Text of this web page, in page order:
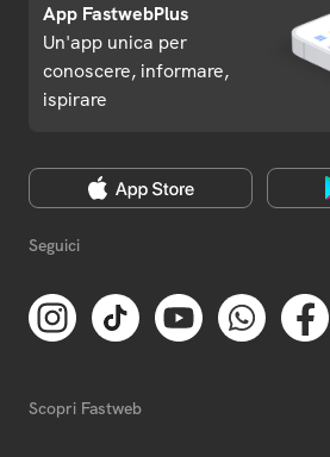
App FastwebPlus
Un'app unica per
conoscere, informare,
ispirare
Seguici
Scopri Fastweb